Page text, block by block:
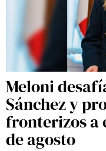
Meloni
Sánchez y
fronterizos a
de agosto